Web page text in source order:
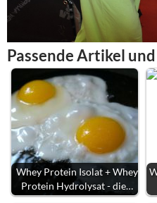
Passende Artikel
Whey Protein Isolat + Whey
Protein Hydrolysat - die…